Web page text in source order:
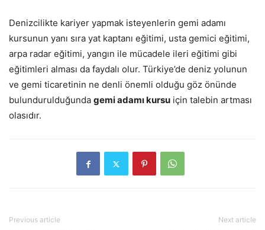
Denizcilikte kariyer yapmak isteyenlerin gemi adamı
kursunun yanı sıra yat kaptanı eğitimi, usta gemici eğitimi,
arpa radar eğitimi, yangın ile mücadele ileri eğitimi gibi
eğitimleri alması da faydalı olur. Türkiye’de deniz yolunun
ve gemi ticaretinin ne denli önemli olduğu göz önünde
bulundurulduğunda gemi adamı kursu için talebin artması
olasıdır.
Previous article Next article